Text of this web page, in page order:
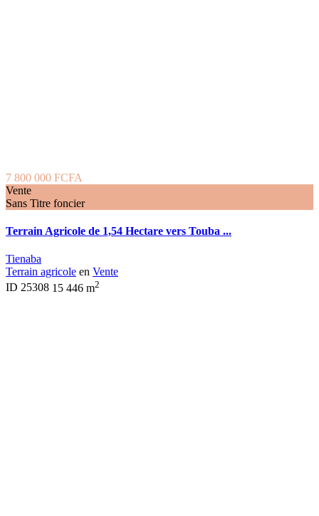
7 800 000 FCFA
Vente
Sans Titre foncier
Terrain Agricole de 1,54 Hectare vers Touba ...
Tienaba
Terrain agricole en Vente
ID 25308 15 446 m2